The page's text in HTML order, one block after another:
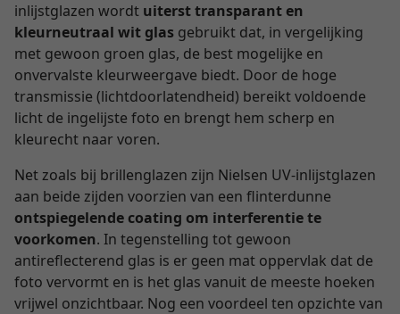
inlijstglazen wordt uiterst transparant en
kleurneutraal wit glas gebruikt dat, in vergelijking
met gewoon groen glas, de best mogelijke en
onvervalste kleurweergave biedt. Door de hoge
transmissie (lichtdoorlatendheid) bereikt voldoende
licht de ingelijste foto en brengt hem scherp en
kleurecht naar voren.
Net zoals bij brillenglazen zijn Nielsen UV-inlijstglazen
aan beide zijden voorzien van een flinterdunne
ontspiegelende coating om interferentie te
voorkomen. In tegenstelling tot gewoon
antireflecterend glas is er geen mat oppervlak dat de
foto vervormt en is het glas vanuit de meeste hoeken
vrijwel onzichtbaar. Nog een voordeel ten opzichte van